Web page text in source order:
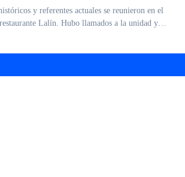
Lalín. Hubo llamados a la unidad y…